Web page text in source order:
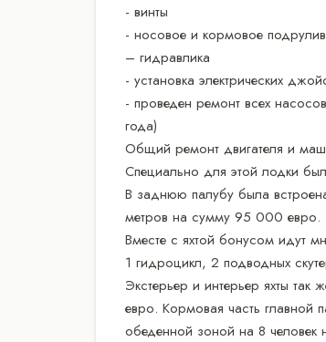
- винты
- носовое и кормовое
– гидравлика
- установка электрических
- проведен ремонт всех
года)
Общий ремонт двигателя и
Специально для этой лодки
В заднюю палубу была
метров на сумму 95 000 евро.
Вместе с яхтой бонусом идут
1 гидроцикл, 2 подводных
Экстерьер и интерьер яхты
евро. Кормовая часть
обеденной зоной на 8